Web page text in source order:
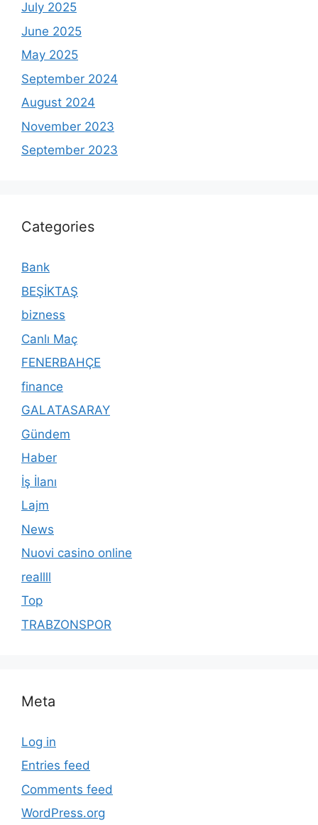
July 2025
June 2025
May 2025
September 2024
August 2024
November 2023
September 2023
Categories
Bank
BEŞİKTAŞ
bizness
Canlı Maç
FENERBAHÇE
finance
GALATASARAY
Gündem
Haber
İş İlanı
Lajm
News
Nuovi casino online
reallll
Top
TRABZONSPOR
Meta
Log in
Entries feed
Comments feed
WordPress.org